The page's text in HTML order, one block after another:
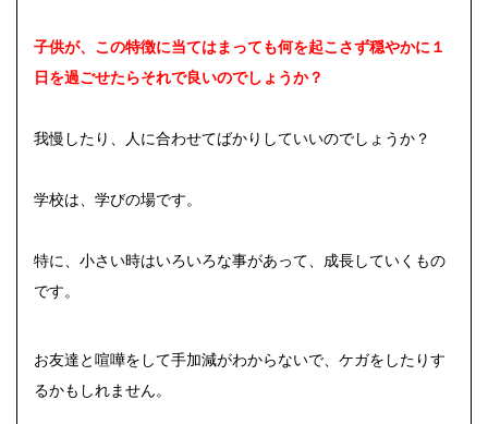
子供が、この特徴に当てはまっても何を起こさず穏やかに１
日を過ごせたらそれで良いのでしょうか？
我慢したり、人に合わせてばかりしていいのでしょうか？
学校は、学びの場です。
特に、小さい時はいろいろな事があって、成長していくもの
です。
お友達と喧嘩をして手加減がわからないで、ケガをしたりす
るかもしれません。